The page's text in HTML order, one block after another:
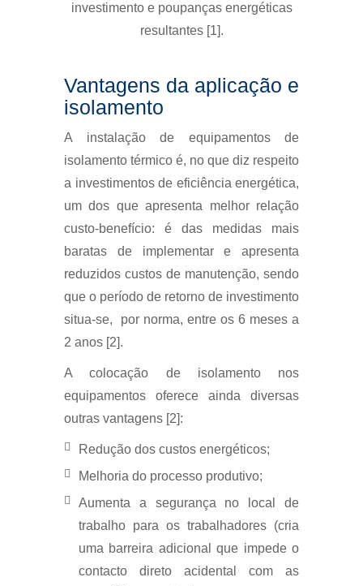
investimento e poupanças energéticas
resultantes [1].
Vantagens da aplicação e
isolamento
A instalação de equipamentos de
isolamento térmico é, no que diz respeito
a investimentos de eficiência energética,
um dos que apresenta melhor relação
custo-benefício: é das medidas mais
baratas de implementar e apresenta
reduzidos custos de manutenção, sendo
que o período de retorno de investimento
situa-se, por norma, entre os 6 meses a
2 anos [2].
A colocação de isolamento nos
equipamentos oferece ainda diversas
outras vantagens [2]:
Redução dos custos energéticos;
Melhoria do processo produtivo;
Aumenta a segurança no local de
trabalho para os trabalhadores (cria
uma barreira adicional que impede o
contacto direto acidental com as